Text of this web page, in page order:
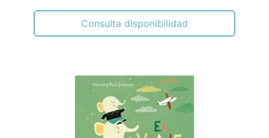
Consulta disponibilidad